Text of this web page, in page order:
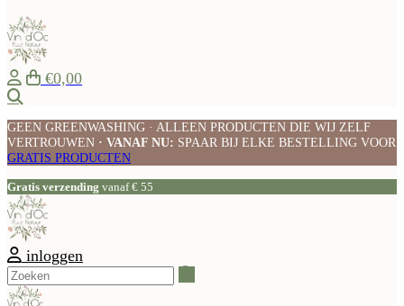
€0,00
GEEN GREENWASHING · ALLEEN PRODUCTEN DIE WIJ ZELF
VERTROUWEN · VANAF NU: SPAAR BIJ ELKE BESTELLING VOOR
GRATIS PRODUCTEN
Gratis verzending vanaf € 55
inloggen